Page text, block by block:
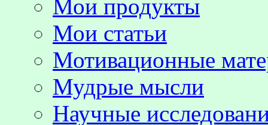
Мои продукты
Мои статьи
Мотивационные
Мудрые мысли
Научные